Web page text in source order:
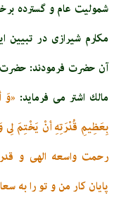
شمولیت عام و گسترده
مکارم شیرازی در تبیین
آن حضرت فرمودند: حضرت
مالك اشتر مى‏ فرمايد: «وَ
بِعَظِيمِ قُدْرَتِهِ أنْ يَخْتِمَ لِى
رحمت واسعه الهى و
پايان كار من و تو را به